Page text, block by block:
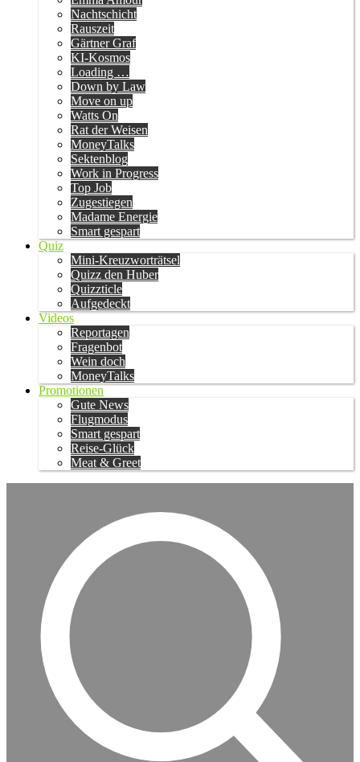
Nachtschicht
Rauszeit
Gärtner Graf
KI-Kosmos
Loading …
Down by Law
Move on up
Watts On
Rat der Weisen
MoneyTalks
Sektenblog
Work in Progress
Top Job
Zugestiegen
Madame Energie
Smart gespart
Quiz
Mini-Kreuzworträtsel
Quizz den Huber
Quizzticle
Aufgedeckt
Videos
Reportagen
Fragenbot
Wein doch
MoneyTalks
Promotionen
Gute News
Flugmodus
Smart gespart
Reise-Glück
Meat & Greet